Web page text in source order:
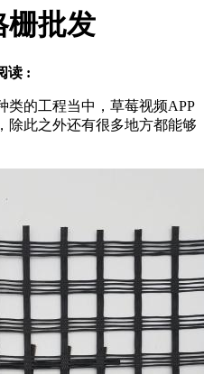
栅批发
读 :
工程当中，草莓视频APP
除此之外还有很多地方都能够